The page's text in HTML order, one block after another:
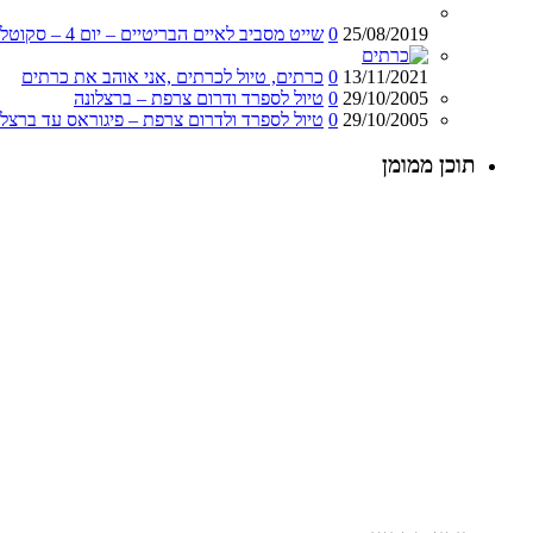
25/08/2019
0 שייט מסביב לאיים הבריטיים – יום 4 – סקוטלנד – אדינבורו
13/11/2021
0 כרתים, טיול לכרתים ,אני אוהב את כרתים
29/10/2005
0 טיול לספרד ודרום צרפת – ברצלונה
29/10/2005
0 טיול לספרד ולדרום צרפת – פיגוראס עד
תוכן ממומן